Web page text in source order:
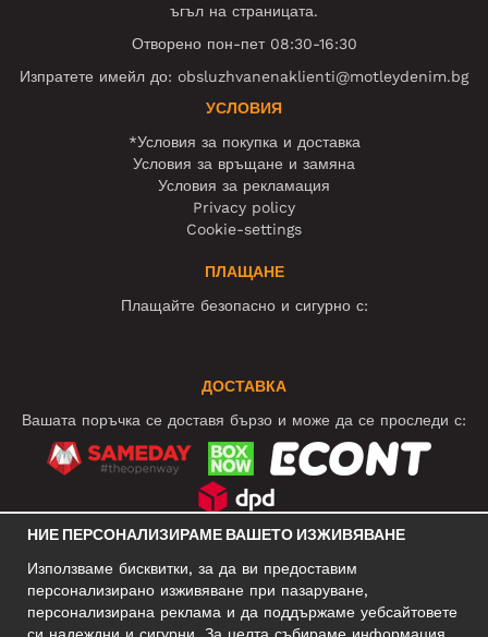
ъгъл на страницата.
Отворено пон-пет 08:30-16:30
Изпратете имейл до: obsluzhvanenaklienti@motleydenim.bg
УСЛОВИЯ
*Условия за покупка и доставка
Условия за връщане и замяна
Условия за рекламация
Privacy policy
Cookie-settings
ПЛАЩАНЕ
Плащайте безопасно и сигурно с:
ДОСТАВКА
Вашата поръчка се доставя бързо и може да се проследи с:
НИЕ ПЕРСОНАЛИЗИРАМЕ ВАШЕТО ИЗЖИВЯВАНЕ
Използваме бисквитки, за да ви предоставим
персонализирано изживяване при пазаруване,
персонализирана реклама и да поддържаме уебсайтовете